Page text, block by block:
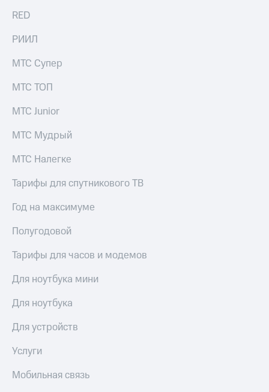
RED
РИИЛ
МТС Супер
МТС ТОП
МТС Junior
МТС Мудрый
МТС Налегке
Тарифы для спутникового ТВ
Год на максимуме
Полугодовой
Тарифы для часов и модемов
Для ноутбука мини
Для ноутбука
Для устройств
Услуги
Мобильная связь